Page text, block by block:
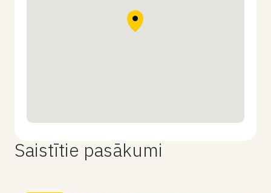
Saistītie pasākumi